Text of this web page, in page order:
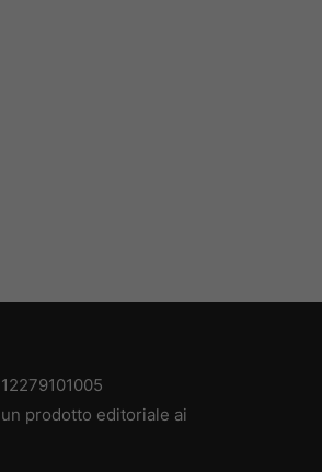
prodotto editoriale ai